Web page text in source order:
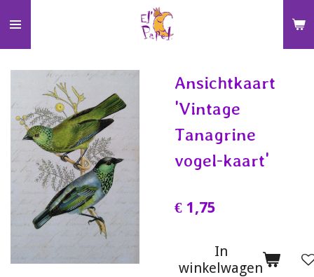
direct
naar
de
hoofdinhoud
Ansichtkaart
'Vintage
Tanagrine
vogel-kaart'
€ 1,75
In
winkelwagen